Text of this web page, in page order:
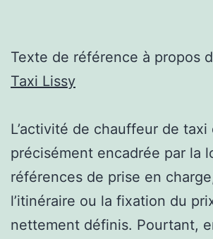
Texte de référence à propos
Taxi Lissy
L’activité de chauffeur de taxi
précisément encadrée par la
références de prise en
l’itinéraire ou la fixation du
nettement définis. Pourtant,